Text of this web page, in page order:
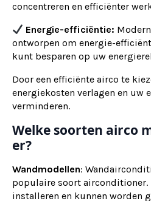
concentreren en efficiënter
Energie-efficiëntie:
ontworpen om energie-
kunt besparen op uw
Door een efficiënte airco te
energiekosten verlagen en uw
verminderen.
Welke soorten airco
er?
Wandmodellen:
populaire soort
installeren en kunnen worden